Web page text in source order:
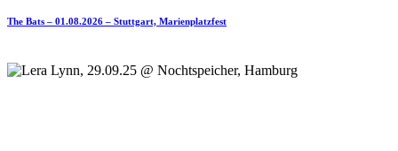
The Bats – 01.08.2026 – Stuttgart, Marienplatzfest